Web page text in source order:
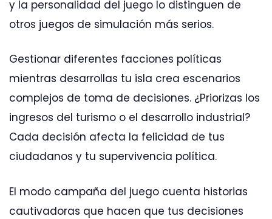
y la personalidad del juego lo distinguen de
otros juegos de simulación más serios.
Gestionar diferentes facciones políticas
mientras desarrollas tu isla crea escenarios
complejos de toma de decisiones. ¿Priorizas los
ingresos del turismo o el desarrollo industrial?
Cada decisión afecta la felicidad de tus
ciudadanos y tu supervivencia política.
El modo campaña del juego cuenta historias
cautivadoras que hacen que tus decisiones